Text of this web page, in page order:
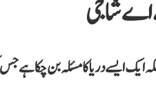
اے شاجی
ایک ایسے دریا کا مسئلہ بن چکا ہے